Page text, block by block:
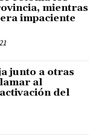
mientras
impaciente
junto a otras
al
del